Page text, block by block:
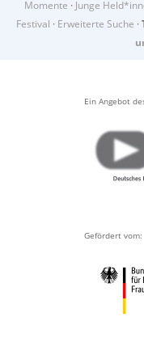
Momente · Junge
Festival · Erweiterte Suche ·
Ein Angebot
Gefördert vom: